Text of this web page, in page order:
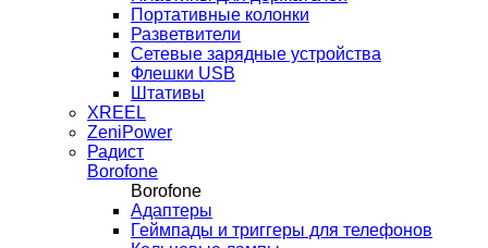
Портативные колонки
Разветвители
Сетевые зарядные устройства
Флешки USB
Штативы
XREEL
ZeniPower
Радист
Borofone
Borofone
Адаптеры
Геймпады и триггеры для телефонов